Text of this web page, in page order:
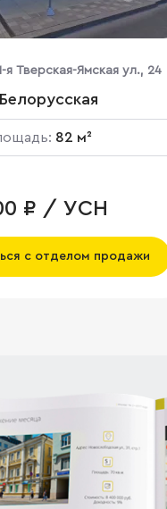
я Тверская-Ямская ул., 24
82 м²
₽ / УСН
с отделом продажи